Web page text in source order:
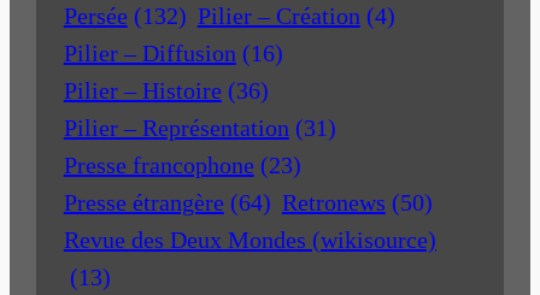
Persée (132) Pilier – Création (4)
Pilier – Diffusion (16)
Pilier – Histoire (36)
Pilier – Représentation (31)
Presse francophone (23)
Presse étrangère (64) Retronews (50)
Revue des Deux Mondes (wikisource)
(13)